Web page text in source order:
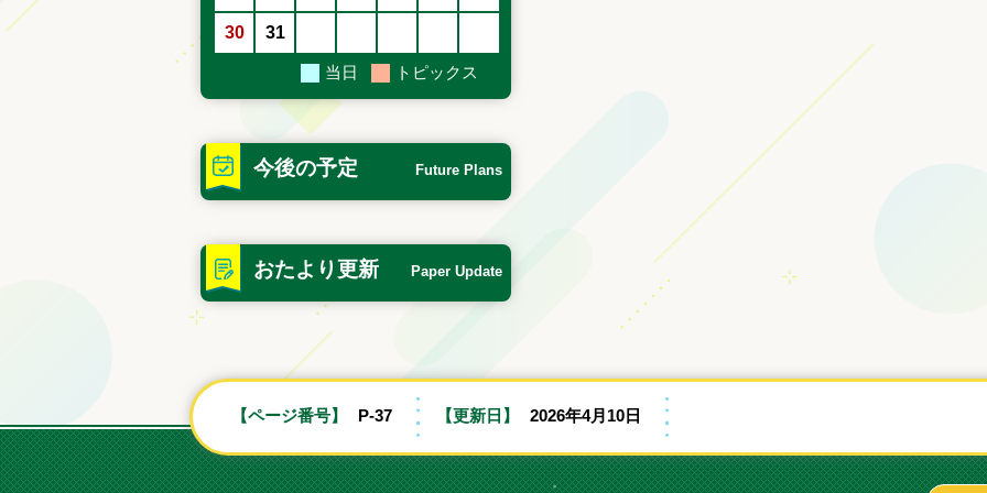
30 31
当日 トピックス
今後の予定 Future Plans
おたより更新 Paper Update
【ページ番号】 P-37 【更新日】 2026年4月10日